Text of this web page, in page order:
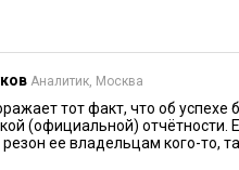
Аналитик, Москва
тот факт, что об успехе
(официальной) отчётности.
ее владельцам кого-то,